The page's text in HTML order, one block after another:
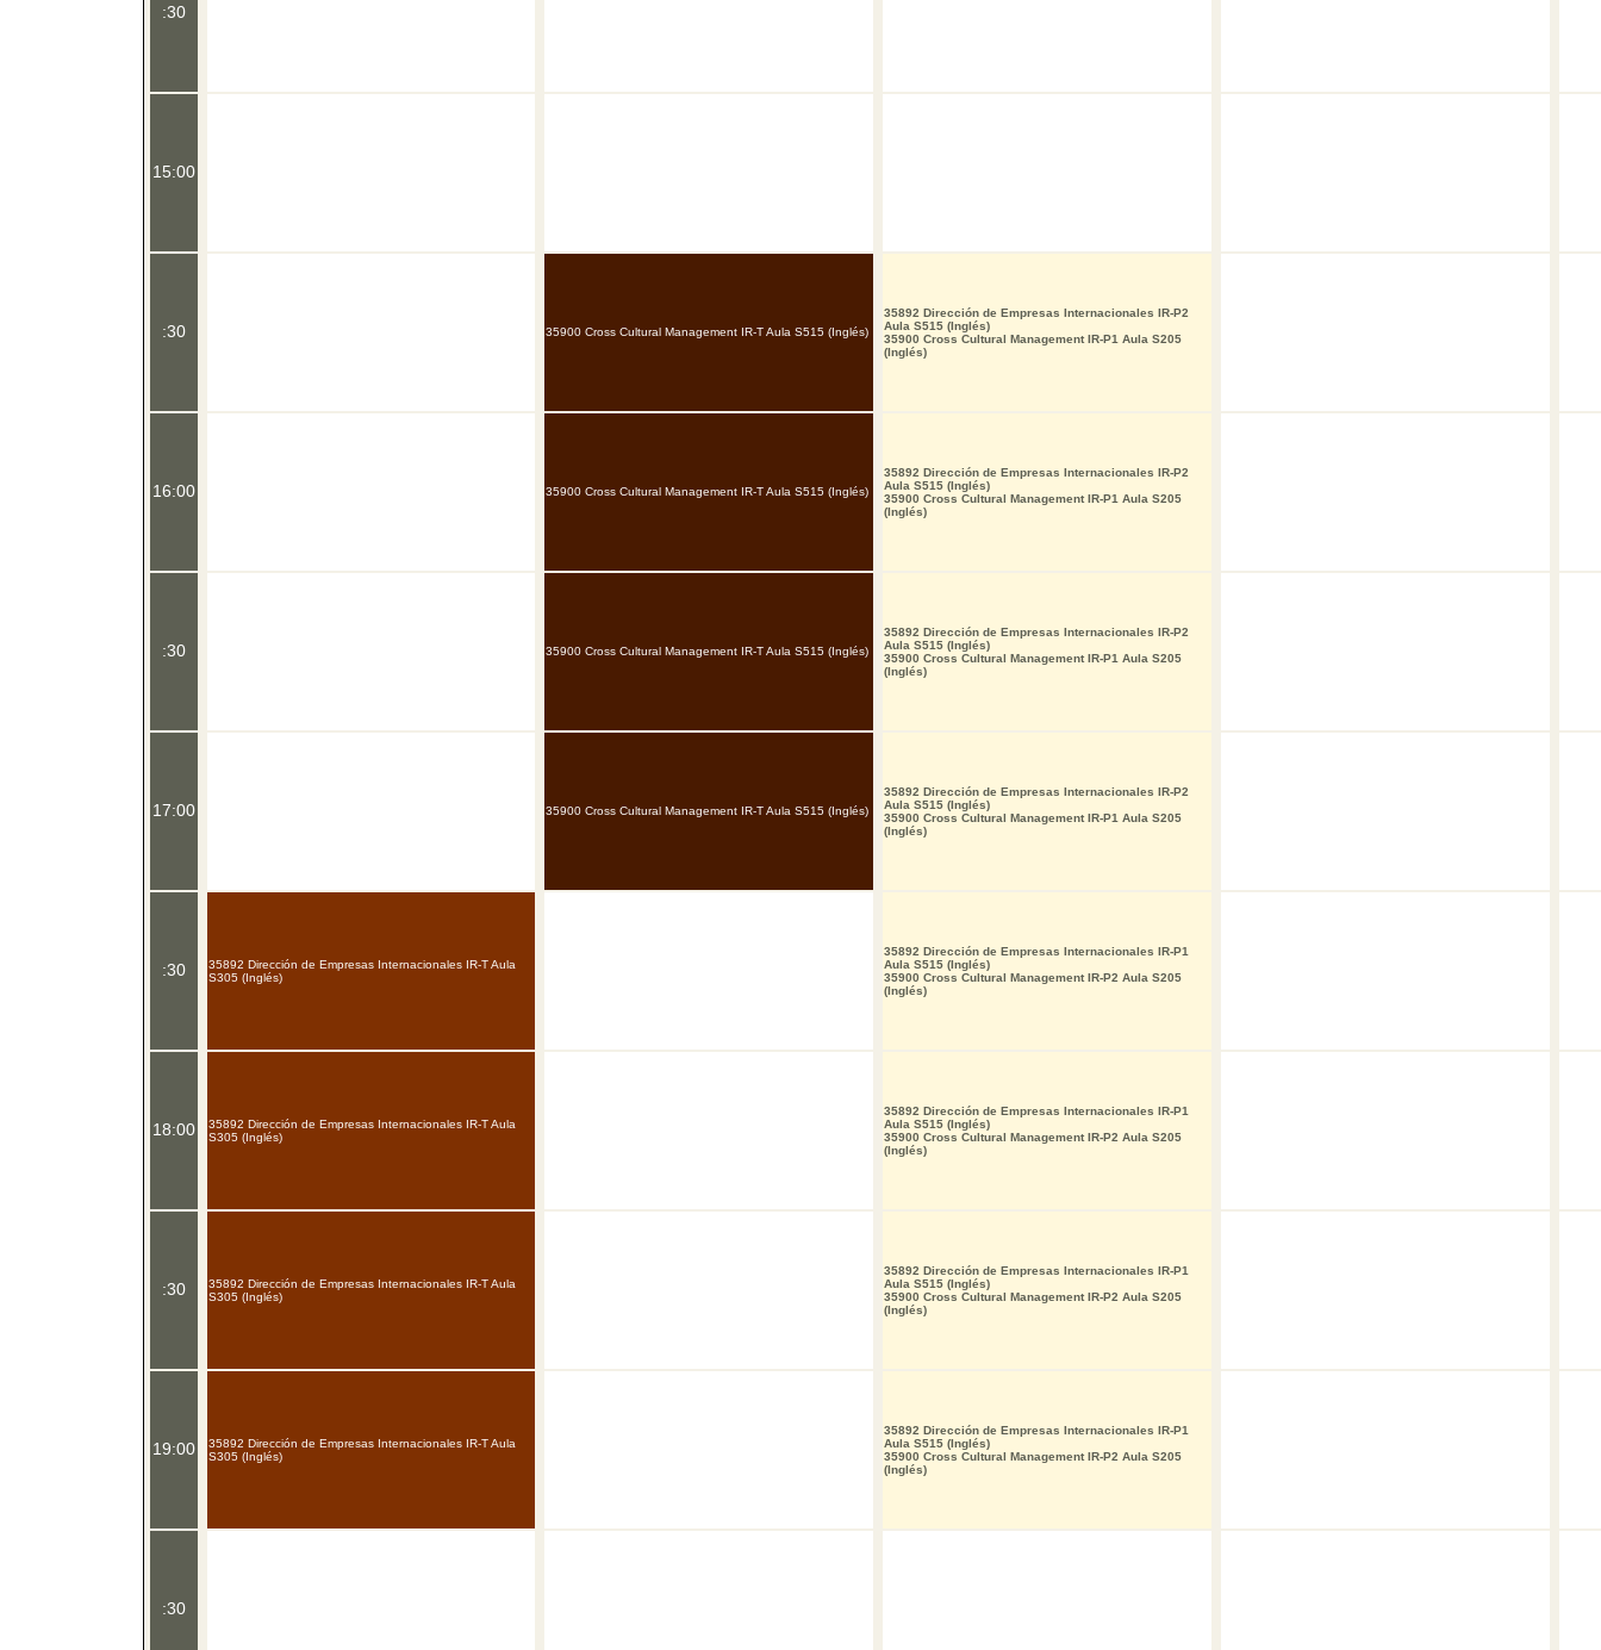
:30
15:00
:30
16:00
:30
17:00
:30
18:00
:30
19:00
:30
35892 Dirección de Empresas Internacionales IR-T Aula
S305 (Inglés)
35892 Dirección de Empresas Internacionales IR-T Aula
S305 (Inglés)
35892 Dirección de Empresas Internacionales IR-T Aula
S305 (Inglés)
35892 Dirección de Empresas Internacionales IR-T Aula
S305 (Inglés)
35900 Cross Cultural Management IR-T Aula S515 (Inglés)
35900 Cross Cultural Management IR-T Aula S515 (Inglés)
35900 Cross Cultural Management IR-T Aula S515 (Inglés)
35900 Cross Cultural Management IR-T Aula S515 (Inglés)
35892 Dirección de Empresas Internacionales IR-P2
Aula S515 (Inglés)
35900 Cross Cultural Management IR-P1 Aula S205
(Inglés)
35892 Dirección de Empresas Internacionales IR-P2
Aula S515 (Inglés)
35900 Cross Cultural Management IR-P1 Aula S205
(Inglés)
35892 Dirección de Empresas Internacionales IR-P2
Aula S515 (Inglés)
35900 Cross Cultural Management IR-P1 Aula S205
(Inglés)
35892 Dirección de Empresas Internacionales IR-P2
Aula S515 (Inglés)
35900 Cross Cultural Management IR-P1 Aula S205
(Inglés)
35892 Dirección de Empresas Internacionales IR-P1
Aula S515 (Inglés)
35900 Cross Cultural Management IR-P2 Aula S205
(Inglés)
35892 Dirección de Empresas Internacionales IR-P1
Aula S515 (Inglés)
35900 Cross Cultural Management IR-P2 Aula S205
(Inglés)
35892 Dirección de Empresas Internacionales IR-P1
Aula S515 (Inglés)
35900 Cross Cultural Management IR-P2 Aula S205
(Inglés)
35892 Dirección de Empresas Internacionales IR-P1
Aula S515 (Inglés)
35900 Cross Cultural Management IR-P2 Aula S205
(Inglés)